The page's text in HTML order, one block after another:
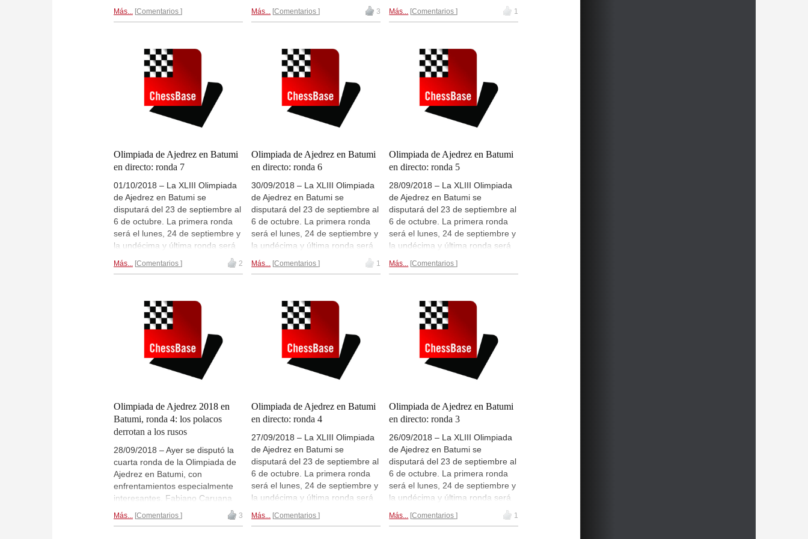
ceremonia de clausura con la
ronda tocará la famosa "Fiesta de
las Bermudas" y al día siguiente
será el único día de descanso
(sábado, 29 de septiembre).
Habrá retransmisiones de las
partidas en directo en el servidor
de ChessBase, Playchess.com de
absoluta
ysección femenina
. |
Foto: sitio web oficial de la
Más... Comentarios
ceremonia de clausura con la
ronda tocará la famosa "Fiesta de
las Bermudas" y al día siguiente
será el único día de descanso
(sábado, 29 de septiembre).
Habrá retransmisiones de las
partidas en directo en el servidor
de ChessBase, Playchess.com de
absoluta
ysección femenina
. |
Foto: sitio web oficial de la
Más... Comentarios 3
ceremonia de clausura con la
ronda tocará la famosa "Fiesta de
las Bermudas" y al día siguiente
será el único día de descanso
(sábado, 29 de septiembre).
Habrá retransmisiones de las
partidas en directo en el servidor
de ChessBase, Playchess.com de
absoluta
ysección femenina
. |
Foto: sitio web oficial de la
Más... Comentarios 1
Olimpiada de Ajedrez en Batumi
en directo: ronda 7
01/10/2018 – La XLIII Olimpiada
de Ajedrez en Batumi se
disputará del 23 de septiembre al
6 de octubre. La primera ronda
será el lunes, 24 de septiembre y
la undécima y última ronda será
ceremonia de clausura con la
ronda tocará la famosa "Fiesta de
las Bermudas" y al día siguiente
será el único día de descanso
(sábado, 29 de septiembre).
Habrá retransmisiones de las
partidas en directo en el servidor
de ChessBase, Playchess.com de
absoluta
ysección femenina
Foto: sitio web oficial de la
Olimpiada de Ajedrez en Batumi
Más... Comentarios 2
Olimpiada de Ajedrez en Batumi
en directo: ronda 6
30/09/2018 – La XLIII Olimpiada
de Ajedrez en Batumi se
disputará del 23 de septiembre al
6 de octubre. La primera ronda
será el lunes, 24 de septiembre y
la undécima y última ronda será
ceremonia de clausura con la
ronda tocará la famosa "Fiesta de
las Bermudas" y al día siguiente
será el único día de descanso
(sábado, 29 de septiembre).
Habrá retransmisiones de las
partidas en directo en el servidor
de ChessBase, Playchess.com de
absoluta
ysección femenina
. |
Foto: sitio web oficial de la
Más... Comentarios 1
Olimpiada de Ajedrez en Batumi
en directo: ronda 5
28/09/2018 – La XLIII Olimpiada
de Ajedrez en Batumi se
disputará del 23 de septiembre al
6 de octubre. La primera ronda
será el lunes, 24 de septiembre y
la undécima y última ronda será
ceremonia de clausura con la
ronda tocará la famosa "Fiesta de
las Bermudas" y al día siguiente
será el único día de descanso
(sábado, 29 de septiembre).
Habrá retransmisiones de las
partidas en directo en el servidor
de ChessBase, Playchess.com de
absoluta
ysección femenina
. |
Foto: sitio web oficial de la
Más... Comentarios
Olimpiada de Ajedrez 2018 en
Batumi, ronda 4: los polacos
derrotan a los rusos
28/09/2018 – Ayer se disputó la
cuarta ronda de la Olimpiada de
Ajedrez en Batumi, con
enfrentamientos especialmente
interesantes. Fabiano Caruana
derrotó a Vishy Anand y decidió el
encuentro India vs. EE.UU. al
Más... Comentarios 3
Olimpiada de Ajedrez en Batumi
en directo: ronda 4
27/09/2018 – La XLIII Olimpiada
de Ajedrez en Batumi se
disputará del 23 de septiembre al
6 de octubre. La primera ronda
será el lunes, 24 de septiembre y
la undécima y última ronda será
ceremonia de clausura con la
Más... Comentarios
Olimpiada de Ajedrez en Batumi
en directo: ronda 3
26/09/2018 – La XLIII Olimpiada
de Ajedrez en Batumi se
disputará del 23 de septiembre al
6 de octubre. La primera ronda
será el lunes, 24 de septiembre y
la undécima y última ronda será
ceremonia de clausura con la
Más... Comentarios 1